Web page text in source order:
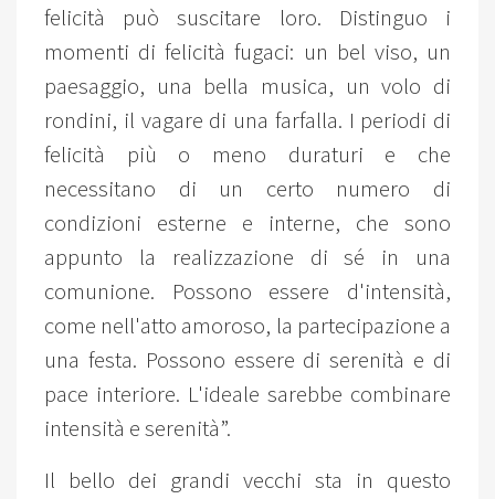
felicità può suscitare loro. Distinguo i
momenti di felicità fugaci: un bel viso, un
paesaggio, una bella musica, un volo di
rondini, il vagare di una farfalla. I periodi di
felicità più o meno duraturi e che
necessitano di un certo numero di
condizioni esterne e interne, che sono
appunto la realizzazione di sé in una
comunione. Possono essere d'intensità,
come nell'atto amoroso, la partecipazione a
una festa. Possono essere di serenità e di
pace interiore. L'ideale sarebbe combinare
intensità e serenità”.
Il bello dei grandi vecchi sta in questo